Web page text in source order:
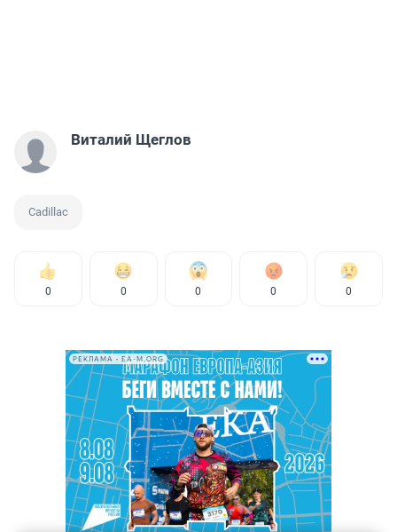
Виталий Щеглов
Cadillac
0 0 0 0 0
РЕКЛАМА • EA-M.ORG